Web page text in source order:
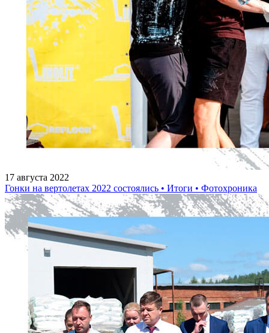
17 августа 2022
Гонки на вертолетах 2022 состоялись • Итоги • Фотохроника